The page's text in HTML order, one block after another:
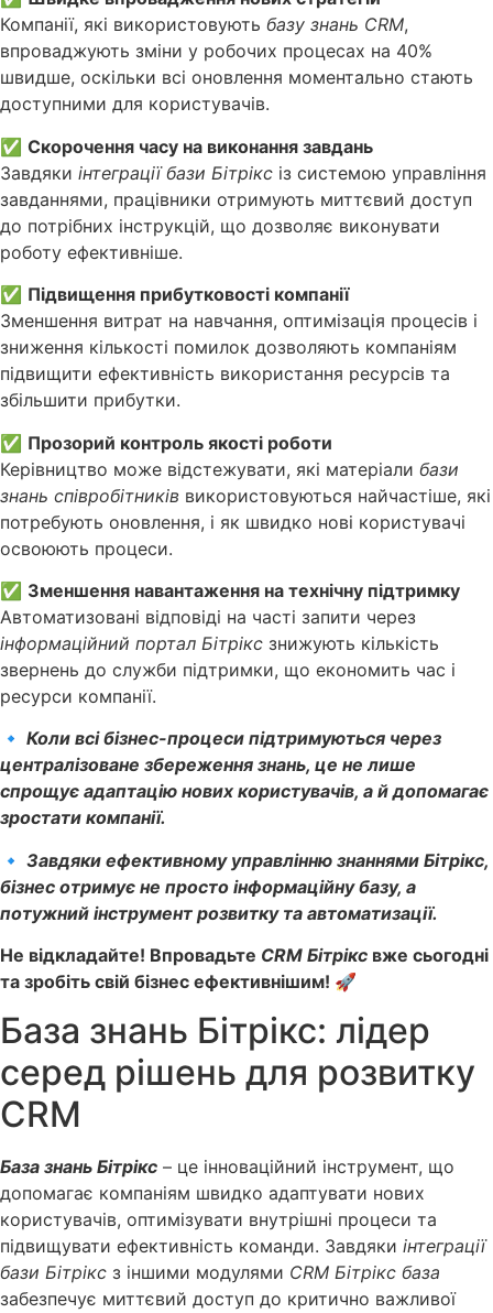
Компанії, які використовують базу знань CRM,
впроваджують зміни у робочих процесах на 40%
швидше, оскільки всі оновлення моментально стають
доступними для користувачів.
✅ Скорочення часу на виконання завдань
Завдяки інтеграції бази Бітрікс із системою управління
завданнями, працівники отримують миттєвий доступ
до потрібних інструкцій, що дозволяє виконувати
роботу ефективніше.
✅ Підвищення прибутковості компанії
Зменшення витрат на навчання, оптимізація процесів і
зниження кількості помилок дозволяють компаніям
підвищити ефективність використання ресурсів та
збільшити прибутки.
✅ Прозорий контроль якості роботи
Керівництво може відстежувати, які матеріали бази
знань співробітників використовуються найчастіше, які
потребують оновлення, і як швидко нові користувачі
освоюють процеси.
✅ Зменшення навантаження на технічну підтримку
Автоматизовані відповіді на часті запити через
інформаційний портал Бітрікс знижують кількість
звернень до служби підтримки, що економить час і
ресурси компанії.
🔹 Коли всі бізнес-процеси підтримуються через
централізоване збереження знань, це не лише
спрощує адаптацію нових користувачів, а й допомагає
зростати компанії.
🔹 Завдяки ефективному управлінню знаннями Бітрікс,
бізнес отримує не просто інформаційну базу, а
потужний інструмент розвитку та автоматизації.
Не відкладайте! Впровадьте CRM Бітрікс вже сьогодні
та зробіть свій бізнес ефективнішим! 🚀
База знань Бітрікс: лідер
серед рішень для розвитку
CRM
База знань Бітрікс – це інноваційний інструмент, що
допомагає компаніям швидко адаптувати нових
користувачів, оптимізувати внутрішні процеси та
підвищувати ефективність команди. Завдяки інтеграції
бази Бітрікс з іншими модулями CRM Бітрікс база
забезпечує миттєвий доступ до критично важливої